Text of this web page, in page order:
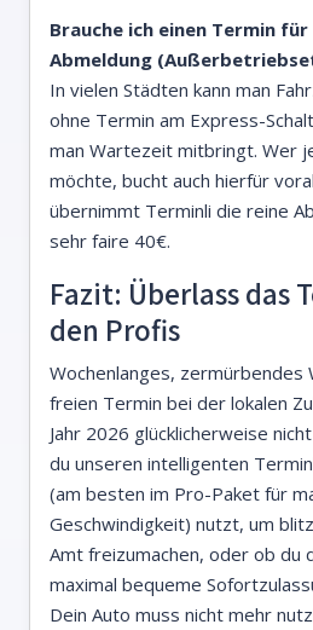
Brauche ich einen Termin für
Abmeldung
In vielen Städten kann man
ohne Termin am Express-
man Wartezeit mitbringt. Wer
möchte, bucht auch hierfür
übernimmt Terminli die reine
sehr faire 40€.
Fazit: Überlass das
den Profis
Wochenlanges, zermürbendes
freien Termin bei der lokalen
Jahr 2026 glücklicherweise
du unseren intelligenten
(am besten im Pro-Paket für
Geschwindigkeit) nutzt, um
Amt freizumachen, oder ob du
maximal bequeme
Dein Auto muss nicht mehr